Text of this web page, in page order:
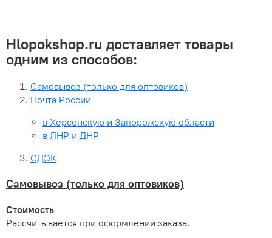
Hlopokshop.ru доставляет товары
одним из способов:
Самовывоз (только для оптовиков)
Почта России
в Херсонскую и Запорожскую области
в ЛНР и ДНР
СДЭК
Самовывоз (только для оптовиков)
Стоимость
Рассчитывается при оформлении заказа.